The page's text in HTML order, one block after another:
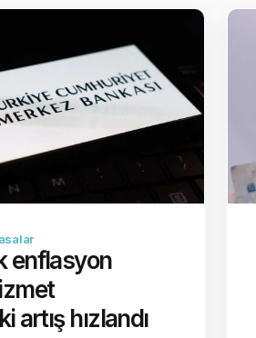
enflasyon
artış hızlandı